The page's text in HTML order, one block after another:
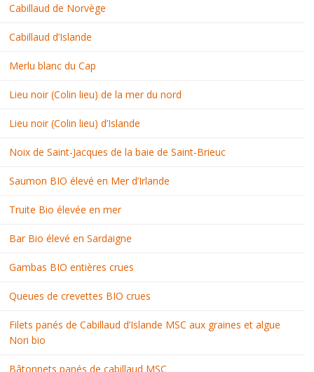
Cabillaud de Norvège
Cabillaud d’Islande
Merlu blanc du Cap
Lieu noir (Colin lieu) de la mer du nord
Lieu noir (Colin lieu) d’Islande
Noix de Saint-Jacques de la baie de Saint-Brieuc
Saumon BIO élevé en Mer d’Irlande
Truite Bio élevée en mer
Bar Bio élevé en Sardaigne
Gambas BIO entières crues
Queues de crevettes BIO crues
Filets panés de Cabillaud d’Islande MSC aux graines et algue
Nori bio
Bâtonnets panés de cabillaud MSC